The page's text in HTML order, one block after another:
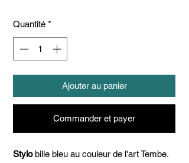
Quantité *
Ajouter au panier
Commander et payer
Stylobille bleu au couleur de l'art Tembe.